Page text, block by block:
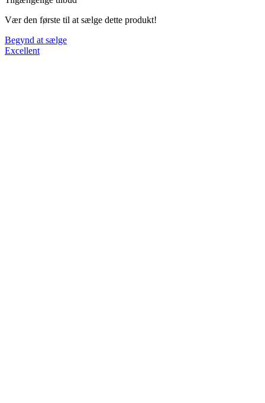
Vær den første til at sælge dette produkt!
Begynd at sælge
Excellent